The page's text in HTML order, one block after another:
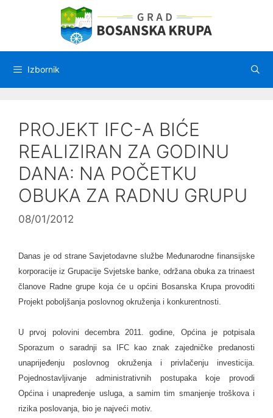
Izbornik
PROJEKT IFC-A BIĆE
REALIZIRAN ZA GODINU
DANA: NA POČETKU
OBUKA ZA RADNU GRUPU
08/01/2012
Danas je od strane Savjetodavne službe Međunarodne finansijske
korporacije iz Grupacije Svjetske banke, održana obuka za trinaest
članove Radne grupe koja će u općini Bosanska Krupa provoditi
Projekt poboljšanja poslovnog okruženja i konkurentnosti.
U prvoj polovini decembra 2011. godine, Općina je potpisala
Sporazum o saradnji sa IFC kao znak zajedničke predanosti
unaprijeđenju poslovnog okruženja i privlačenju investicija.
Pojednostavljivanje administrativnih postupaka koje provodi
Općina i unapređenje usluga, a samim tim smanjenje troškova i
rizika poslovanja, bio je najveći motiv.